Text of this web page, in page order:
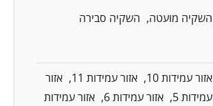
השקיה מועטה השקיה סבירה
אזור עמידות 10 אזור עמידות 11
אזור
עמידות 5
אזור עמידות 6
אזור עמידות